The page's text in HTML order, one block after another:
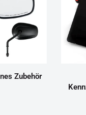
Zubehör